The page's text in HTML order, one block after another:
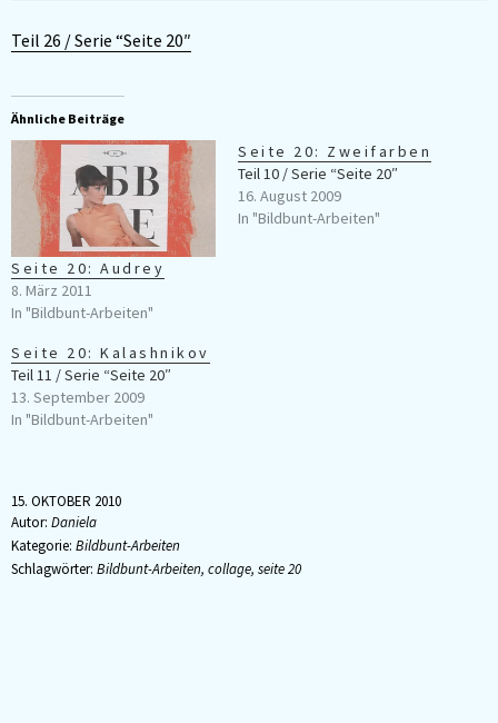
Teil 26 / Serie “Seite 20″
Ähnliche Beiträge
Seite 20: Audrey
8. März 2011
In "Bildbunt-Arbeiten"
Seite 20: Zweifarben
Teil 10 / Serie “Seite 20″
16. August 2009
In "Bildbunt-Arbeiten"
Seite 20: Kalashnikov
Teil 11 / Serie “Seite 20″
13. September 2009
In "Bildbunt-Arbeiten"
15. OKTOBER 2010
Autor: Daniela
Kategorie: Bildbunt-Arbeiten
Schlagwörter: Bildbunt-Arbeiten, collage, seite 20